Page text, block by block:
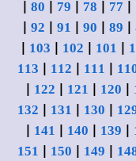
|
77
|
78
|
79
|
80
|
|
89
|
90
|
91
|
92
|
|
101
|
102
|
103
|
|
111
|
112
|
113
|
120
|
121
|
122
|
|
130
|
131
|
132
|
139
|
140
|
141
|
|
149
|
150
|
151